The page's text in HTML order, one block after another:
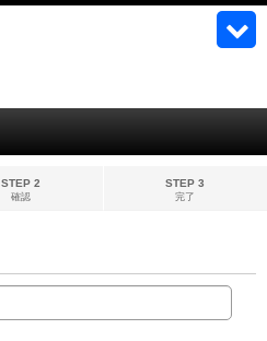
STEP 2
確認
STEP 3
完了